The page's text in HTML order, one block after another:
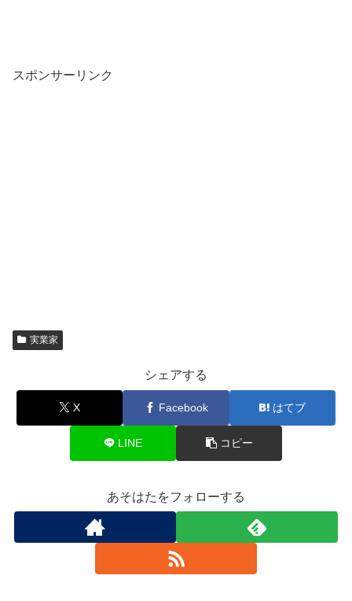
スポンサーリンク
実業家
シェアする
X Facebook はてブ
LINE コピー
あそはたをフォローする